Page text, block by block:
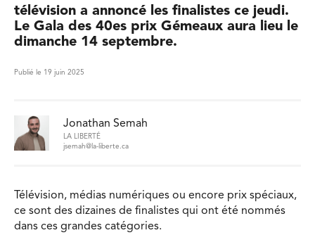
télévision a annoncé les finalistes ce jeudi.
Le Gala des 40es prix Gémeaux aura lieu le
dimanche 14 septembre.
Publié le 19 juin 2025
Jonathan Semah
LA LIBERTÉ
jsemah@la-liberte.ca
Télévision, médias numériques ou encore prix spéciaux,
ce sont des dizaines de finalistes qui ont été nommés
dans ces grandes catégories.